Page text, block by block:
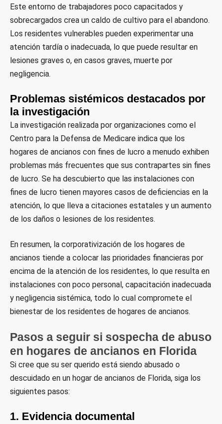
Este entorno de trabajadores poco capacitados y
sobrecargados crea un caldo de cultivo para el abandono.
Los residentes vulnerables pueden experimentar una
atención tardía o inadecuada, lo que puede resultar en
lesiones graves o, en casos graves, muerte por
negligencia.
Problemas sistémicos destacados por
la investigación
La investigación realizada por organizaciones como el
Centro para la Defensa de Medicare indica que los
hogares de ancianos con fines de lucro a menudo exhiben
problemas más frecuentes que sus contrapartes sin fines
de lucro. Se ha descubierto que las instalaciones con
fines de lucro tienen mayores casos de deficiencias en la
atención, lo que lleva a citaciones estatales y un aumento
de los daños o lesiones de los residentes.
En resumen, la corporativización de los hogares de
ancianos tiende a colocar las prioridades financieras por
encima de la atención de los residentes, lo que resulta en
instalaciones con poco personal, capacitación inadecuada
y negligencia sistémica, todo lo cual compromete el
bienestar de los residentes de hogares de ancianos.
Pasos a seguir si sospecha de abuso
en hogares de ancianos en Florida
Si cree que su ser querido está siendo abusado o
descuidado en un hogar de ancianos de Florida, siga los
siguientes pasos:
1. Evidencia documental